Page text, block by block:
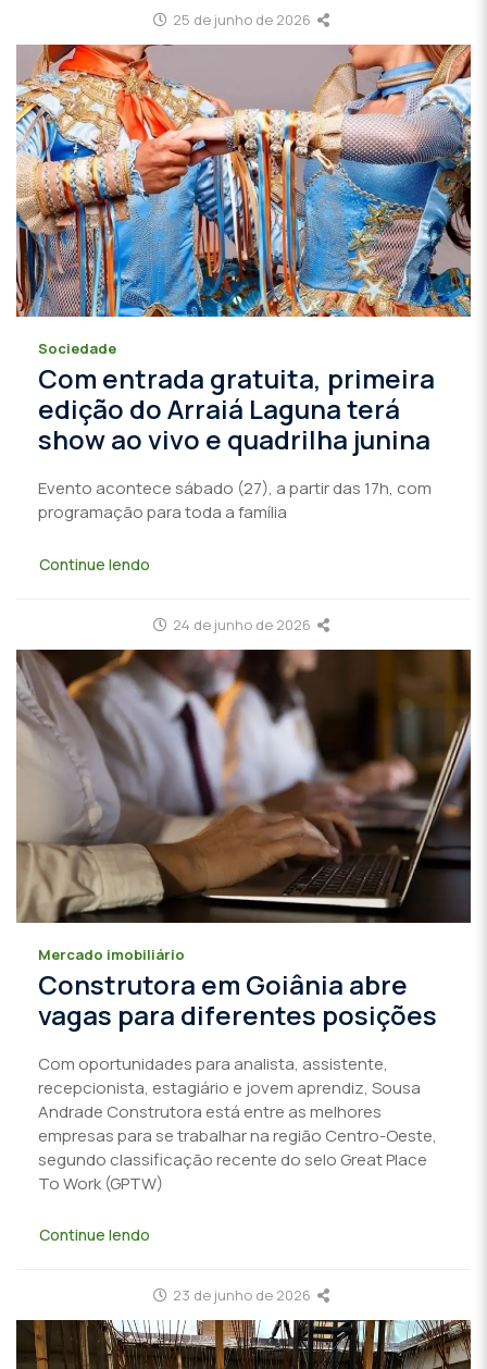
25 de junho de 2026
Sociedade
Com entrada gratuita, primeira
edição do Arraiá Laguna terá
show ao vivo e quadrilha junina
Evento acontece sábado (27), a partir das 17h, com
programação para toda a família
Continue lendo
24 de junho de 2026
Mercado imobiliário
Construtora em Goiânia abre
vagas para diferentes posições
Com oportunidades para analista, assistente,
recepcionista, estagiário e jovem aprendiz, Sousa
Andrade Construtora está entre as melhores
empresas para se trabalhar na região Centro-Oeste,
segundo classificação recente do selo Great Place
To Work (GPTW)
Continue lendo
23 de junho de 2026